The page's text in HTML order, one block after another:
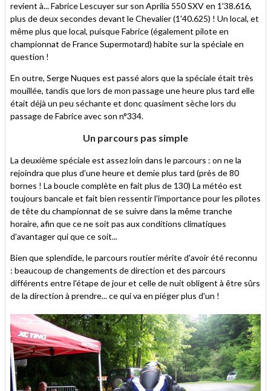
revient à... Fabrice Lescuyer sur son Aprilia 550 SXV en 1'38.616,
plus de deux secondes devant le Chevalier (1'40.625) ! Un local, et
même plus que local, puisque Fabrice (également pilote en
championnat de France Supermotard) habite sur la spéciale en
question !
En outre, Serge Nuques est passé alors que la spéciale était très
mouillée, tandis que lors de mon passage une heure plus tard elle
était déjà un peu séchante et donc quasiment sèche lors du
passage de Fabrice avec son n°334.
Un parcours pas simple
La deuxième spéciale est assez loin dans le parcours : on ne la
rejoindra que plus d’une heure et demie plus tard (près de 80
bornes ! La boucle complète en fait plus de 130) La météo est
toujours bancale et fait bien ressentir l'importance pour les pilotes
de tête du championnat de se suivre dans la même tranche
horaire, afin que ce ne soit pas aux conditions climatiques
d'avantager qui que ce soit...
Bien que splendide, le parcours routier mérite d'avoir été reconnu
: beaucoup de changements de direction et des parcours
différents entre l'étape de jour et celle de nuit obligent à être sûrs
de la direction à prendre... ce qui va en piéger plus d'un !